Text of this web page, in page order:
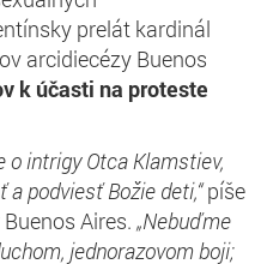
prelát kardinál
arcidiecézy Buenos
k účasti na proteste
o intrigy Otca Klamstiev,
podviesť Božie deti,“píše
Aires. „Nebuďme
jednorazovom boji;